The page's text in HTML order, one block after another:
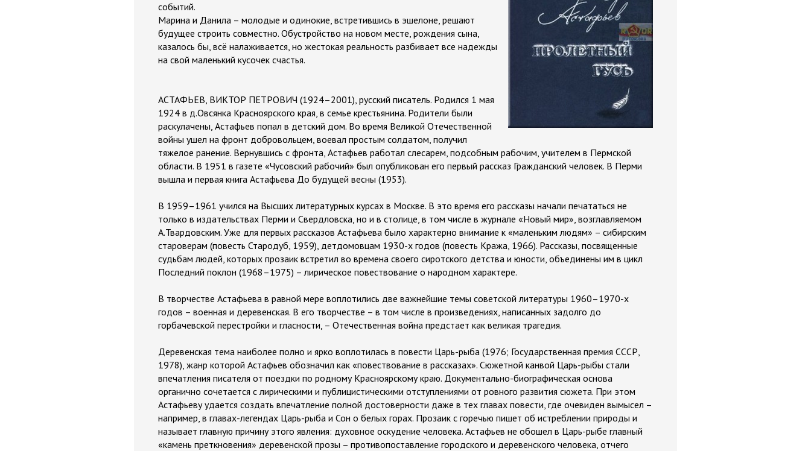
событий.
Марина и Данила – молодые и одинокие, встретившись в эшелоне, решают
будущее строить совместно. Обустройство на новом месте, рождения сына,
казалось бы, всё налаживается, но жестокая реальность разбивает все надежды
на свой маленький кусочек счастья.
АСТАФЬЕВ, ВИКТОР ПЕТРОВИЧ (1924–2001), русский писатель. Родился 1 мая
1924 в д.Овсянка Красноярского края, в семье крестьянина. Родители были
раскулачены, Астафьев попал в детский дом. Во время Великой Отечественной
войны ушел на фронт добровольцем, воевал простым солдатом, получил
тяжелое ранение. Вернувшись с фронта, Астафьев работал слесарем, подсобным рабочим, учителем в Пермской
области. В 1951 в газете «Чусовский рабочий» был опубликован его первый рассказ Гражданский человек. В Перми
вышла и первая книга Астафьева До будущей весны (1953).
В 1959–1961 учился на Высших литературных курсах в Москве. В это время его рассказы начали печататься не
только в издательствах Перми и Свердловска, но и в столице, в том числе в журнале «Новый мир», возглавляемом
А.Твардовским. Уже для первых рассказов Астафьева было характерно внимание к «маленьким людям» – сибирским
староверам (повесть Стародуб, 1959), детдомовцам 1930-х годов (повесть Кража, 1966). Рассказы, посвященные
судьбам людей, которых прозаик встретил во времена своего сиротского детства и юности, объединены им в цикл
Последний поклон (1968–1975) – лирическое повествование о народном характере.
В творчестве Астафьева в равной мере воплотились две важнейшие темы советской литературы 1960–1970-х
годов – военная и деревенская. В его творчестве – в том числе в произведениях, написанных задолго до
горбачевской перестройки и гласности, – Отечественная война предстает как великая трагедия.
Деревенская тема наиболее полно и ярко воплотилась в повести Царь-рыба (1976; Государственная премия СССР,
1978), жанр которой Астафьев обозначил как «повествование в рассказах». Сюжетной канвой Царь-рыбы стали
впечатления писателя от поездки по родному Красноярскому краю. Документально-биографическая основа
органично сочетается с лирическими и публицистическими отступлениями от ровного развития сюжета. При этом
Астафьеву удается создать впечатление полной достоверности даже в тех главах повести, где очевиден вымысел –
например, в главах-легендах Царь-рыба и Сон о белых горах. Прозаик с горечью пишет об истреблении природы и
называет главную причину этого явления: духовное оскудение человека. Астафьев не обошел в Царь-рыбе главный
«камень преткновения» деревенской прозы – противопоставление городского и деревенского человека, отчего